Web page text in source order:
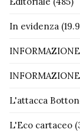
In evidenza
L'attacca
L'Eco cartaceo